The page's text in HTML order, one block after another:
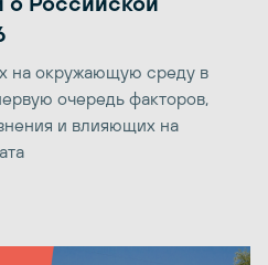
на окружающую среду в
очередь факторов,
и влияющих на